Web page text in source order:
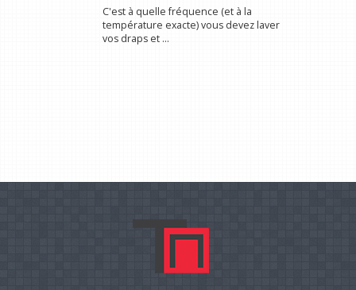
C'est à quelle fréquence (et à la
température exacte) vous devez laver
vos draps et ...